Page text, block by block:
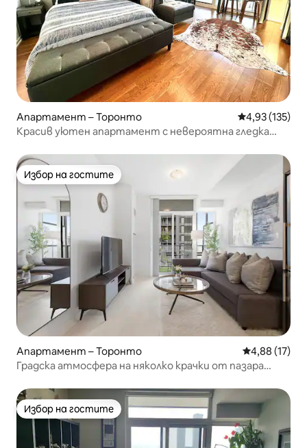
Апартамент – Торонто Средна
4,93 (135)
Красив уютен апартамент с невероятна гледка
Избор на гостите
Избор на гостите
Апартамент – Торонто Средна
4,88 (17)
Градска атмосфера на няколко крачки от пазара
Избор на гостите
Избор на гостите